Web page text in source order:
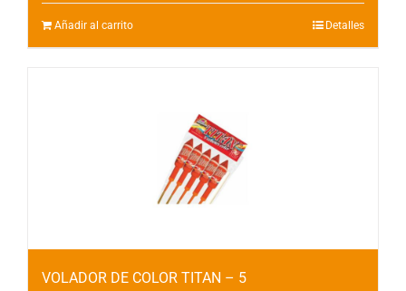
Añadir al carrito Detalles
VOLADOR DE COLOR TITAN – 5